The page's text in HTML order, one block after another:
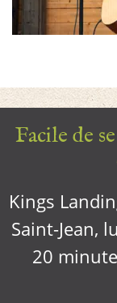
Facile de
Kings
Saint-Jean,
20